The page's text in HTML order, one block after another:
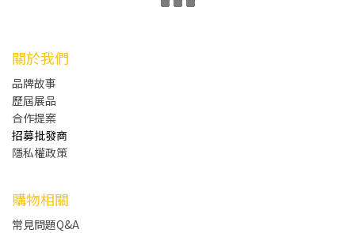
關於我們
品牌故事
歷屆展品
合作提案
招募批發商
隱私權政策
購物相關
常見問題Q&A